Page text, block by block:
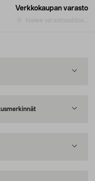
Verkkokaupan varasto
Hakee varastosaldoa...